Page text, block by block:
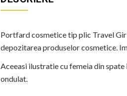
Portfard cosmetice tip plic Travel
depozitarea produselor cosmetice.
Aceeasi ilustratie cu femeia din spate
ondulat.